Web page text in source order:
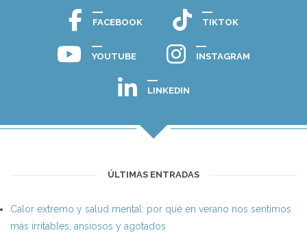
FACEBOOK TIKTOK
YOUTUBE INSTAGRAM
LINKEDIN
ÚLTIMAS ENTRADAS
Calor extremo y salud mental: por qué en verano nos sentimos
más irritables, ansiosos y agotados